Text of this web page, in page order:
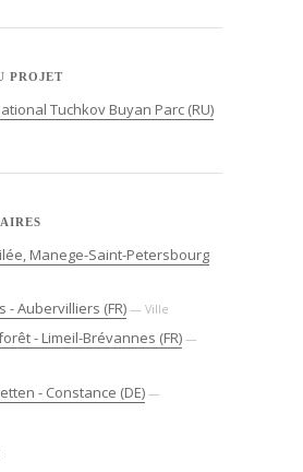
PROJET
Tuchkov Buyan Parc (RU)
Manege-Saint-Petersbourg
- Aubervilliers (FR) — Ville
- Limeil-Brévannes (FR) —
- Constance (DE) —